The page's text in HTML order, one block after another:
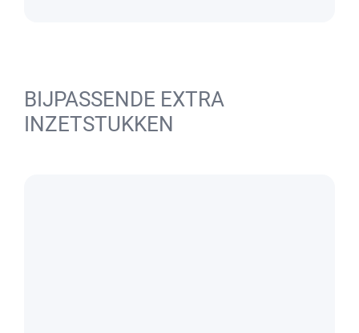
BIJPASSENDE EXTRA
INZETSTUKKEN